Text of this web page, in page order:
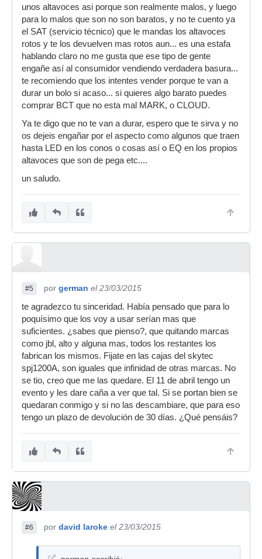
unos altavoces asi porque son realmente malos, y luego
para lo malos que son no son baratos, y no te cuento ya
el SAT (servicio técnico) que le mandas los altavoces
rotos y te los devuelven mas rotos aun... es una estafa
hablando claro no me gusta que ese tipo de gente
engañe así al consumidor vendiendo verdadera basura...
te recomiendo que los intentes vender porque te van a
durar un bolo si acaso... si quieres algo barato puedes
comprar BCT que no esta mal MARK, o CLOUD.
Ya te digo que no te van a durar, espero que te sirva y no
os dejeis engañar por el aspecto como algunos que traen
hasta LED en los conos o cosas así o EQ en los propios
altavoces que son de pega etc....
un saludo.
#5 por german el 23/03/2015
te agradezco tu sinceridad. Había pensado que para lo
poquísimo que los voy a usar serían mas que
suficientes. ¿sabes que pienso?, que quitando marcas
como jbl, alto y alguna mas, todos los restantes los
fabrican los mismos. Fijate en las cajas del skytec
spj1200A, son iguales que infinidad de otras marcas. No
se tio, creo que me las quedare. El 11 de abril tengo un
evento y les dare caña a ver que tal. Si se portan bien se
quedaran conmigo y si no las descambiare, que para eso
tengo un plazo de devolución de 30 días. ¿Qué pensáis?
#6 por david laroke el 23/03/2015